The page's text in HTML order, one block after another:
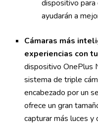
dispositivo
ayudarán a
Cámaras más
experiencias con
dispositivo OnePlus
sistema de triple
encabezado por un
ofrece un gran
capturar más luces y